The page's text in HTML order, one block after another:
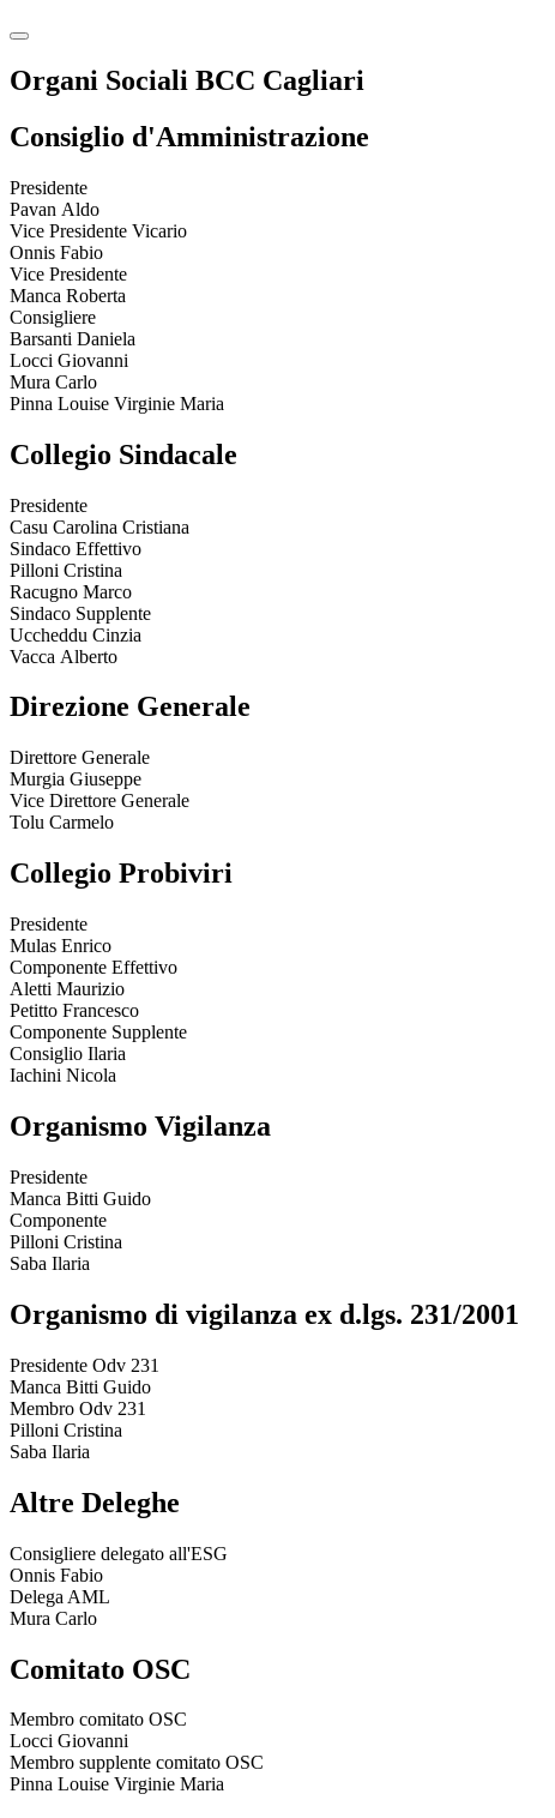
Organi Sociali BCC Cagliari
Consiglio d'Amministrazione
Presidente
Pavan Aldo
Vice Presidente Vicario
Onnis Fabio
Vice Presidente
Manca Roberta
Consigliere
Barsanti Daniela
Locci Giovanni
Mura Carlo
Pinna Louise Virginie Maria
Collegio Sindacale
Presidente
Casu Carolina Cristiana
Sindaco Effettivo
Pilloni Cristina
Racugno Marco
Sindaco Supplente
Uccheddu Cinzia
Vacca Alberto
Direzione Generale
Direttore Generale
Murgia Giuseppe
Vice Direttore Generale
Tolu Carmelo
Collegio Probiviri
Presidente
Mulas Enrico
Componente Effettivo
Aletti Maurizio
Petitto Francesco
Componente Supplente
Consiglio Ilaria
Iachini Nicola
Organismo Vigilanza
Presidente
Manca Bitti Guido
Componente
Pilloni Cristina
Saba Ilaria
Organismo di vigilanza ex d.lgs. 231/2001
Presidente Odv 231
Manca Bitti Guido
Membro Odv 231
Pilloni Cristina
Saba Ilaria
Altre Deleghe
Consigliere delegato all'ESG
Onnis Fabio
Delega AML
Mura Carlo
Comitato OSC
Membro comitato OSC
Locci Giovanni
Membro supplente comitato OSC
Pinna Louise Virginie Maria